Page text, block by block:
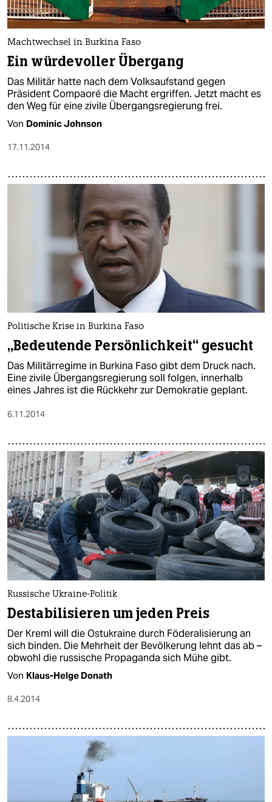
Machtwechsel in Burkina Faso
Ein würdevoller Übergang
Das Militär hatte nach dem Volksaufstand gegen
Präsident Compaoré die Macht ergriffen. Jetzt macht es
den Weg für eine zivile Übergangsregierung frei.
Von Dominic Johnson
17.11.2014
Politische Krise in Burkina Faso
„Bedeutende Persönlichkeit“ gesucht
Das Militärregime in Burkina Faso gibt dem Druck nach.
Eine zivile Übergangsregierung soll folgen, innerhalb
eines Jahres ist die Rückkehr zur Demokratie geplant.
6.11.2014
Russische Ukraine-Politik
Destabilisieren um jeden Preis
Der Kreml will die Ostukraine durch Föderalisierung an
sich binden. Die Mehrheit der Bevölkerung lehnt das ab –
obwohl die russische Propaganda sich Mühe gibt.
Von Klaus-Helge Donath
8.4.2014